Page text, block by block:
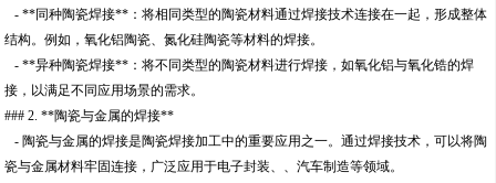
- **同种陶瓷焊接**：将相同类型的陶瓷材料通过焊接技术连接在一起，形成整体
结构。例如，氧化铝陶瓷、氮化硅陶瓷等材料的焊接。
- **异种陶瓷焊接**：将不同类型的陶瓷材料进行焊接，如氧化铝与氧化锆的焊
接，以满足不同应用场景的需求。
### 2. **陶瓷与金属的焊接**
- 陶瓷与金属的焊接是陶瓷焊接加工中的重要应用之一。通过焊接技术，可以将陶
瓷与金属材料牢固连接，广泛应用于电子封装、、汽车制造等领域。